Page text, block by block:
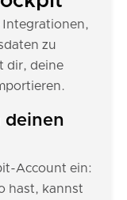
zu
dir, deine
deinen
Account ein:
hast, kannst